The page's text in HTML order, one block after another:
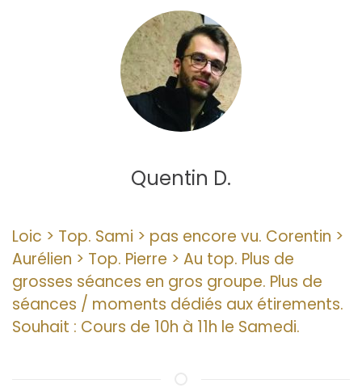
Quentin D.
Loic > Top. Sami > pas encore vu. Corentin >
Aurélien > Top. Pierre > Au top. Plus de
grosses séances en gros groupe. Plus de
séances / moments dédiés aux étirements.
Souhait : Cours de 10h à 11h le Samedi.